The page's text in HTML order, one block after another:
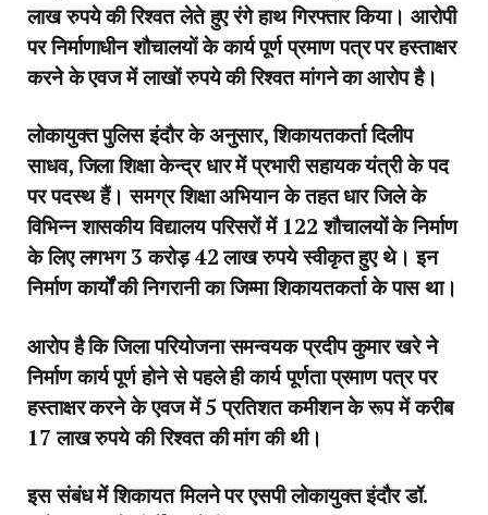
लाख रुपये की रिश्वत लेते हुए रंगे हाथ गिरफ्तार किया। आरोपी
पर निर्माणाधीन शौचालयों के कार्य पूर्ण प्रमाण पत्र पर हस्ताक्षर
करने के एवज में लाखों रुपये की रिश्वत मांगने का आरोप है।
लोकायुक्त पुलिस इंदौर के अनुसार, शिकायतकर्ता दिलीप
साधव, जिला शिक्षा केन्द्र धार में प्रभारी सहायक यंत्री के पद
पर पदस्थ हैं। समग्र शिक्षा अभियान के तहत धार जिले के
विभिन्न शासकीय विद्यालय परिसरों में 122 शौचालयों के निर्माण
के लिए लगभग 3 करोड़ 42 लाख रुपये स्वीकृत हुए थे। इन
निर्माण कार्यों की निगरानी का जिम्मा शिकायतकर्ता के पास था।
आरोप है कि जिला परियोजना समन्वयक प्रदीप कुमार खरे ने
निर्माण कार्य पूर्ण होने से पहले ही कार्य पूर्णता प्रमाण पत्र पर
हस्ताक्षर करने के एवज में 5 प्रतिशत कमीशन के रूप में करीब
17 लाख रुपये की रिश्वत की मांग की थी।
इस संबंध में शिकायत मिलने पर एसपी लोकायुक्त इंदौर डॉ.